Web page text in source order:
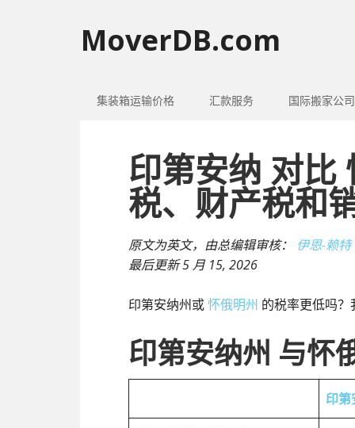
MoverDB.com
集装箱运输价格 汇款服务 国际搬家公司
印第安纳 对比
税、财产税和
原文为英文，由总编辑审核： 伊恩-赖特
最后更新5 月 15, 2026
印第安纳州或怀俄明州 的税率更低吗？
印第安纳州 与怀
印第